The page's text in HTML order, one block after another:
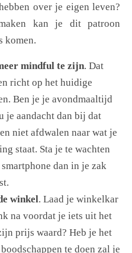
over je eigen leven?
kan je dit patroon
komen.
mindful te zijn. Dat
richt op het huidige
Ben je je avondmaaltijd
je aandacht dan bij dat
niet afdwalen naar wat je
staat. Sta je te wachten
dan in je zak
winkel. Laad je winkelkar
na voordat je iets uit het
prijs waard? Heb je het
te doen zal je